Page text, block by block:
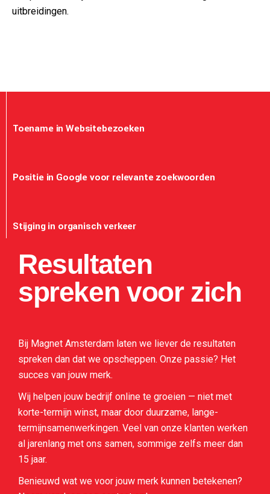
uitbreidingen.
Toename in Websitebezoeken
Positie in Google voor relevante zoekwoorden
Stijging in organisch verkeer
Resultaten
spreken voor zich
Bij Magnet Amsterdam laten we liever de resultaten
spreken dan dat we opscheppen. Onze passie? Het
succes van jouw merk.
Wij helpen jouw bedrijf online te groeien — niet met
korte-termijn winst, maar door duurzame, lange-
termijnsamenwerkingen. Veel van onze klanten werken
al jarenlang met ons samen, sommige zelfs meer dan
15 jaar.
Benieuwd wat we voor jouw merk kunnen betekenen?